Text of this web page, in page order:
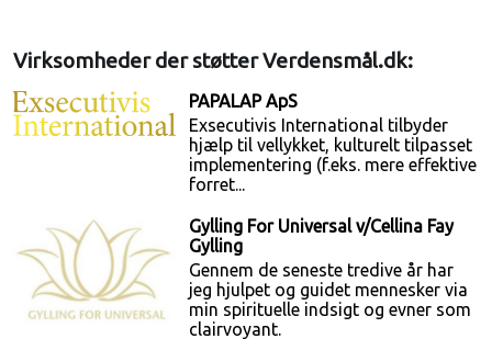
Virksomheder der støtter Verdensmål.dk:
PAPALAP ApS
Exsecutivis International tilbyder
hjælp til vellykket, kulturelt tilpasset
implementering (f.eks. mere effektive
forret...
Gylling For Universal v/Cellina Fay
Gylling
Gennem de seneste tredive år har
jeg hjulpet og guidet mennesker via
min spirituelle indsigt og evner som
clairvoyant.